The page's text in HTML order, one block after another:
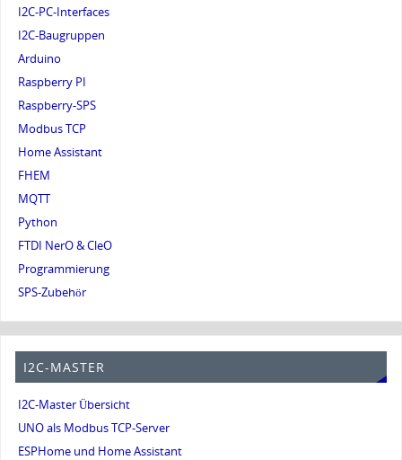
I2C-PC-Interfaces
I2C-Baugruppen
Arduino
Raspberry PI
Raspberry-SPS
Modbus TCP
Home Assistant
FHEM
MQTT
Python
FTDI NerO & CleO
Programmierung
SPS-Zubehör
I2C-MASTER
I2C-Master Übersicht
UNO als Modbus TCP-Server
ESPHome und Home Assistant